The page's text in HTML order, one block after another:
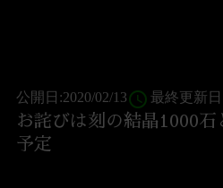
公開日:2020/02/13access_time 最終更新日
お詫びは刻の結晶1000
予定